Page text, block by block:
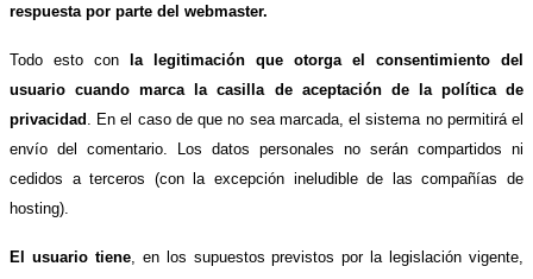
respuesta por parte del webmaster.
Todo esto con
la legitimación que otorga el consentimiento del
usuario cuando marca la casilla de aceptación de la política de
privacidad
. En el caso de que no sea marcada, el sistema no permitirá el
envío del comentario. Los datos personales no serán compartidos ni
cedidos a terceros (con la excepción ineludible de las compañías de
hosting).
El usuario tiene, en los supuestos previstos por la legislación vigente,